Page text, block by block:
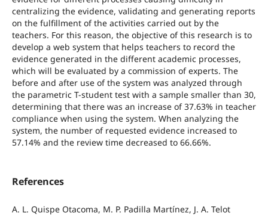
centralizing the evidence, validating and generating reports
on the fulfillment of the activities carried out by the
teachers. For this reason, the objective of this research is to
develop a web system that helps teachers to record the
evidence generated in the different academic processes,
which will be evaluated by a commission of experts. The
before and after use of the system was analyzed through
the parametric T-student test with a sample smaller than 30,
determining that there was an increase of 37.63% in teacher
compliance when using the system. When analyzing the
system, the number of requested evidence increased to
57.14% and the review time decreased to 66.66%.
References
A. L. Quispe Otacoma, M. P. Padilla Martínez, J. A. Telot